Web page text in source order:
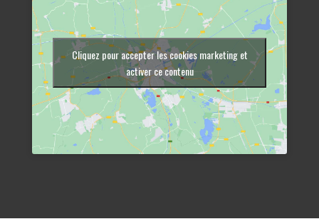
Cliquez pour accepter les cookies marketing et
activer ce contenu